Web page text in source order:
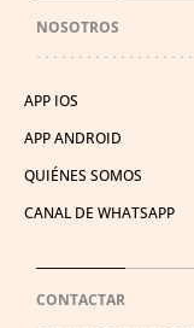
NOSOTROS
APP IOS
APP ANDROID
QUIÉNES SOMOS
CANAL DE WHATSAPP
CONTACTAR